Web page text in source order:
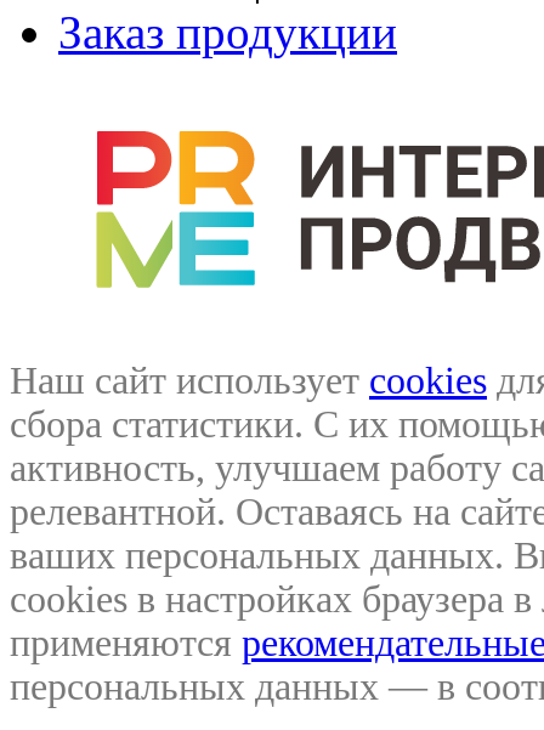
Заказ продукции
Наш сайт использует cookies
сбора статистики. С их
активность, улучшаем работу
релевантной. Оставаясь на
ваших персональных данных.
cookies в настройках браузера
применяются
персональных данных — в